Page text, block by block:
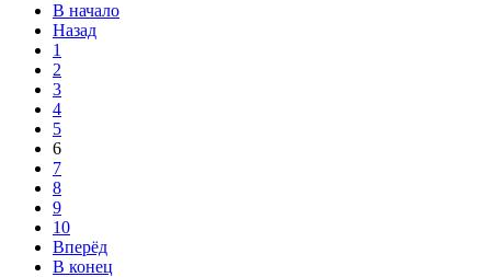
В начало
Назад
1
2
3
4
5
6
7
8
9
10
Вперёд
В конец